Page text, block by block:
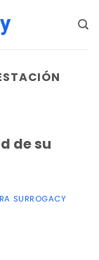
de su
SURROGACY